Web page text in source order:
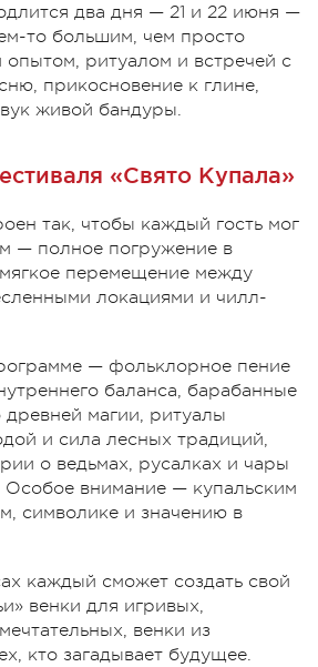
два дня — 21 и 22 июня —
то большим, чем просто
ритуалом и встречей с
прикосновение к глине,
живой бандуры.
«Свято Купала»
так, чтобы каждый гость мог
— полное погружение в
перемещение между
локациями и чилл-
— фольклорное пение
баланса, барабанные
древней магии, ритуалы
и сила лесных традиций,
о ведьмах, русалках и чары
Особое внимание — купальским
символике и значению в
каждый сможет создать свой
венки для игривых,
венки из
кто загадывает будущее.